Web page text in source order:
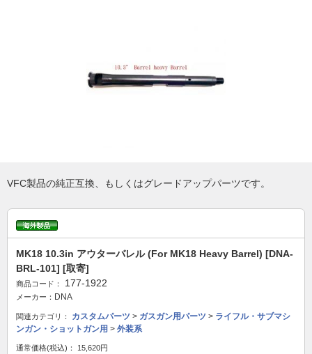
VFC製品の純正互換、もしくはグレードアップパーツです。
MK18 10.3in アウターバレル (For MK18 Heavy Barrel) [DNA-
BRL-101] [取寄]
商品コード： 177-1922
メーカー： DNA
関連カテゴリ： カスタムパーツ > ガスガン用パーツ > ライフル・サブマシ
ンガン・ショットガン用 > 外装系
通常価格(税込)：
15,620円